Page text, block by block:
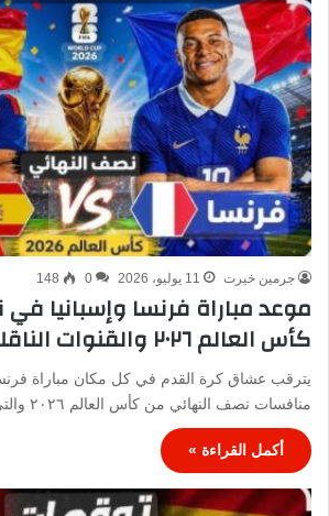
جرمين خيرت 11 يوليو، 2026 0
148
موعد مباراة فرنسا وإسبانيا
كأس العالم ٢٠٢٦ والقنوات الناقلة
يترقب عشاق كرة القدم في كل مكان مباراة
منافسات نصف النهائي من كأس العالم ٢٠٢٦ والتي تعتبر…
أكمل القراءة »